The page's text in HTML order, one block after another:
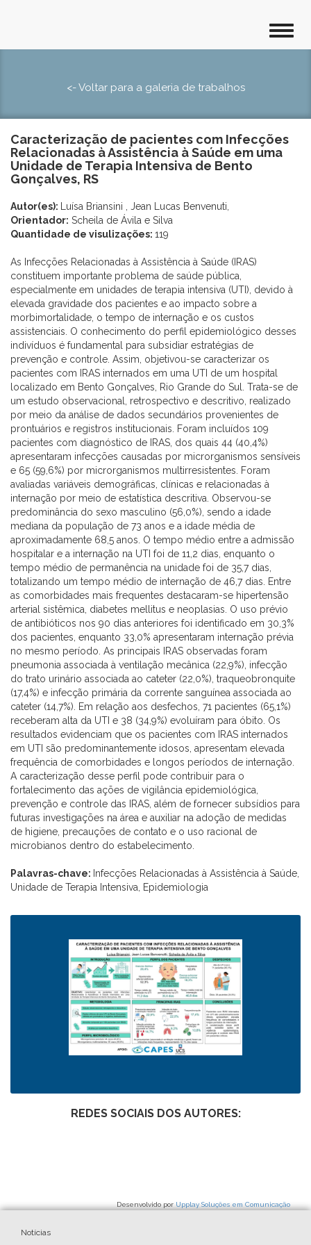
<- Voltar para a galeria de trabalhos
Caracterização de pacientes com Infecções
Relacionadas à Assistência à Saúde em uma
Unidade de Terapia Intensiva de Bento
Gonçalves, RS
Autor(es):
Luísa Briansini , Jean Lucas Benvenuti,
Orientador: Scheila de Ávila e Silva
Quantidade de visulizações: 119
As Infecções Relacionadas à Assistência à Saúde (IRAS)
constituem importante problema de saúde pública,
especialmente em unidades de terapia intensiva (UTI), devido à
elevada gravidade dos pacientes e ao impacto sobre a
morbimortalidade, o tempo de internação e os custos
assistenciais. O conhecimento do perfil epidemiológico desses
indivíduos é fundamental para subsidiar estratégias de
prevenção e controle. Assim, objetivou-se caracterizar os
pacientes com IRAS internados em uma UTI de um hospital
localizado em Bento Gonçalves, Rio Grande do Sul. Trata-se de
um estudo observacional, retrospectivo e descritivo, realizado
por meio da análise de dados secundários provenientes de
prontuários e registros institucionais. Foram incluídos 109
pacientes com diagnóstico de IRAS, dos quais 44 (40,4%)
apresentaram infecções causadas por microrganismos sensíveis
e 65 (59,6%) por microrganismos multirresistentes. Foram
avaliadas variáveis demográficas, clínicas e relacionadas à
internação por meio de estatística descritiva. Observou-se
predominância do sexo masculino (56,0%), sendo a idade
mediana da população de 73 anos e a idade média de
aproximadamente 68,5 anos. O tempo médio entre a admissão
hospitalar e a internação na UTI foi de 11,2 dias, enquanto o
tempo médio de permanência na unidade foi de 35,7 dias,
totalizando um tempo médio de internação de 46,7 dias. Entre
as comorbidades mais frequentes destacaram-se hipertensão
arterial sistêmica, diabetes mellitus e neoplasias. O uso prévio
de antibióticos nos 90 dias anteriores foi identificado em 30,3%
dos pacientes, enquanto 33,0% apresentaram internação prévia
no mesmo período. As principais IRAS observadas foram
pneumonia associada à ventilação mecânica (22,9%), infecção
do trato urinário associada ao cateter (22,0%), traqueobronquite
(17,4%) e infecção primária da corrente sanguínea associada ao
cateter (14,7%). Em relação aos desfechos, 71 pacientes (65,1%)
receberam alta da UTI e 38 (34,9%) evoluíram para óbito. Os
resultados evidenciam que os pacientes com IRAS internados
em UTI são predominantemente idosos, apresentam elevada
frequência de comorbidades e longos períodos de internação.
A caracterização desse perfil pode contribuir para o
fortalecimento das ações de vigilância epidemiológica,
prevenção e controle das IRAS, além de fornecer subsídios para
futuras investigações na área e auxiliar na adoção de medidas
de higiene, precauções de contato e o uso racional de
microbianos dentro do estabelecimento.
Palavras-chave: Infecções Relacionadas à Assistência à Saúde,
Unidade de Terapia Intensiva, Epidemiologia
REDES SOCIAIS DOS AUTORES:
Desenvolvido por Upplay Soluções em Comunicação
Notícias